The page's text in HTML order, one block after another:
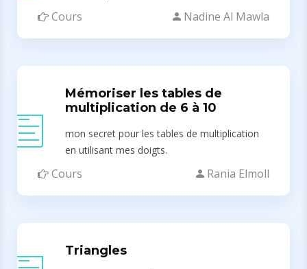
Cours Nadine Al Mawla
Mémoriser les tables de
multiplication de 6 à 10
mon secret pour les tables de multiplication
en utilisant mes doigts.
Cours Rania Elmoll
Triangles